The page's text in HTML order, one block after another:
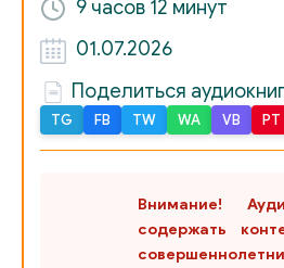
17. Ночь отдыха
18. Яблочное бренди
19. Подслушенный
9 часов 12 минут
01.07.2026
Поделиться
TG FB TW WA VB PT
Внимание!
содержать